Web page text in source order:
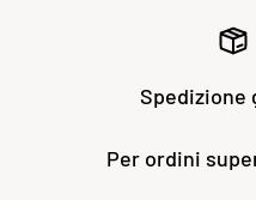
Spedizione
Per ordini